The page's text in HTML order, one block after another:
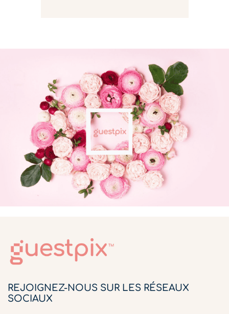
REJOIGNEZ-NOUS SUR LES RÉSEAUX
SOCIAUX